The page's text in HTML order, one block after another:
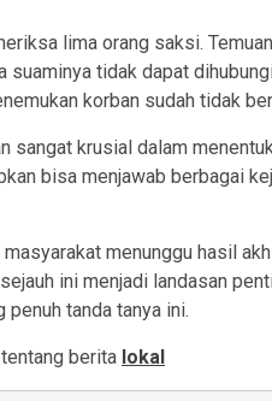
lima orang saksi.
tidak dapat
korban sudah tidak
krusial dalam
bisa menjawab berbagai
menunggu hasil
ini menjadi landasan
tanda tanya ini.
berita lokal